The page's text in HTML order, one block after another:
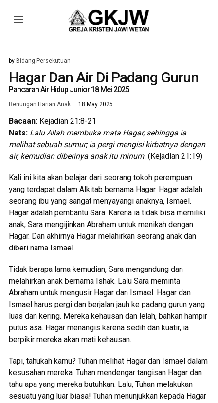
by Bidang Persekutuan
Hagar Dan Air Di Padang Gurun
Pancaran Air Hidup Junior 18 Mei 2025
Renungan Harian Anak 18 May 2025
Bacaan: Kejadian 21:8-21
Nats:Lalu Allah membuka mata Hagar, sehingga ia
melihat sebuah sumur; ia pergi mengisi kirbatnya dengan
air, kemudian diberinya anak itu minum. (Kejadian 21:19)
Kali ini kita akan belajar dari seorang tokoh perempuan
yang terdapat dalam Alkitab bernama Hagar. Hagar adalah
seorang ibu yang sangat menyayangi anaknya, Ismael.
Hagar adalah pembantu Sara. Karena ia tidak bisa memiliki
anak, Sara mengijinkan Abraham untuk menikah dengan
Hagar. Dan akhirnya Hagar melahirkan seorang anak dan
diberi nama Ismael.
Tidak berapa lama kemudian, Sara mengandung dan
melahirkan anak bernama Ishak. Lalu Sara meminta
Abraham untuk mengusir Hagar dan Ismael. Hagar dan
Ismael harus pergi dan berjalan jauh ke padang gurun yang
luas dan kering. Mereka kehausan dan lelah, bahkan hampir
putus asa. Hagar menangis karena sedih dan kuatir, ia
berpikir mereka akan mati kehausan.
Tapi, tahukah kamu? Tuhan melihat Hagar dan Ismael dalam
kesusahan mereka. Tuhan mendengar tangisan Hagar dan
tahu apa yang mereka butuhkan. Lalu, Tuhan melakukan
sesuatu yang luar biasa! Tuhan menunjukkan kepada Hagar